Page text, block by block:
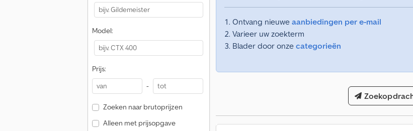
Model:
Prijs:
-
Zoeken naar brutoprijzen
Alleen met prijsopgave
Ontvang nieuwe aanbiedingen per e-mail
Varieer uw zoekterm
Blader door onze categorieën